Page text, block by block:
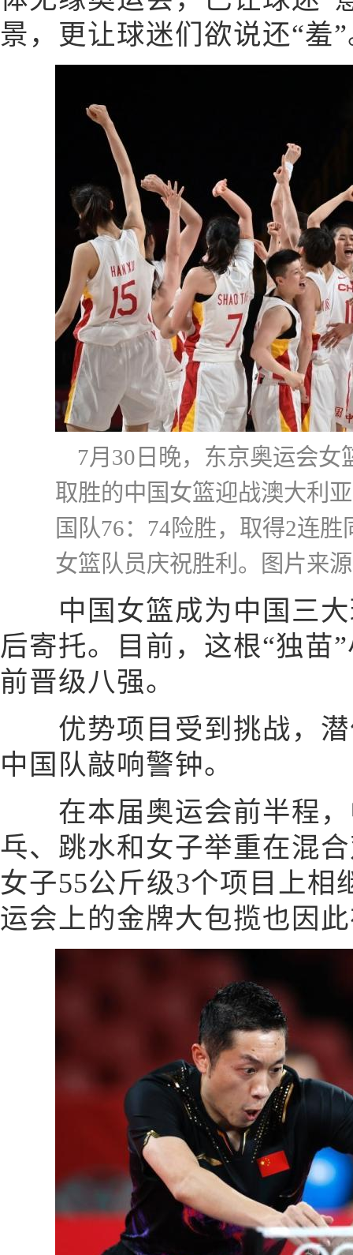
景，更让球迷们欲说还“羞
7月30日晚，东京奥运会
取胜的中国女篮迎战澳大利
国队76：74险胜，取得2连
女篮队员庆祝胜利。图片来
中国女篮成为中国三大
后寄托。目前，这根“独苗
前晋级八强。
优势项目受到挑战，潜
中国队敲响警钟。
在本届奥运会前半程，
乓、跳水和女子举重在混
女子55公斤级3个项目上相
运会上的金牌大包揽也因